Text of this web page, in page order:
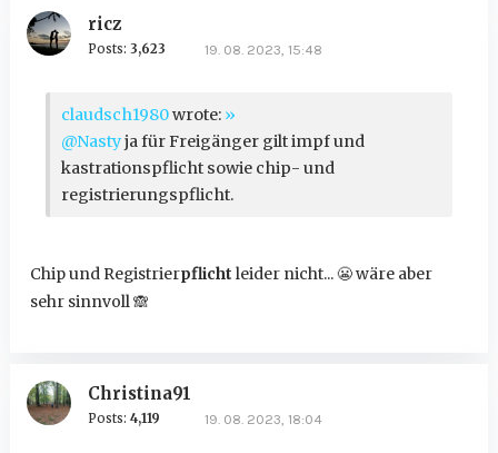
ricz
Posts: 3,623 19. 08. 2023, 15:48
claudsch1980wrote: »
@Nastyja für Freigänger gilt impf und
kastrationspflicht sowie chip- und
registrierungspflicht.
Chip und Registrierpflicht leider nicht...😬wäre aber
sehr sinnvoll🙈
Christina91
Posts: 4,119 19. 08. 2023, 18:04